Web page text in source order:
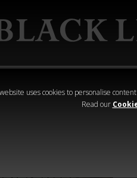
uses cookies to personalise
Read our
Sigmar
40,000